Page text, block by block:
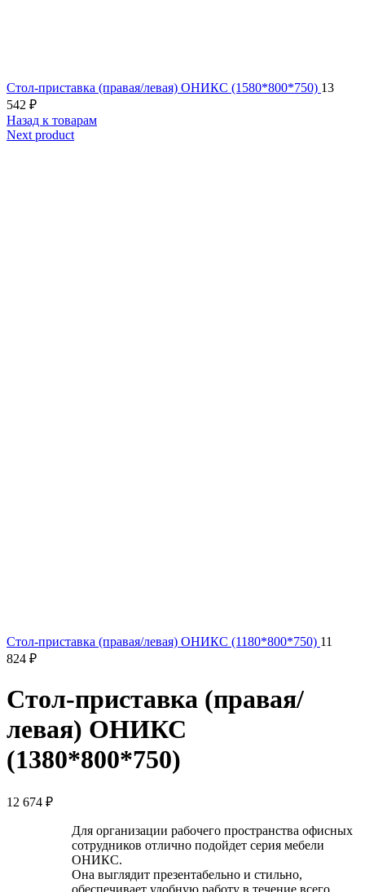
Стол-приставка (правая/левая) ОНИКС (1580*800*750) 13
542 ₽
Назад к товарам
Next product
Стол-приставка (правая/левая) ОНИКС (1180*800*750) 11
824 ₽
Стол-приставка (правая/
левая) ОНИКС
(1380*800*750)
12 674 ₽
Для организации рабочего пространства офисных
сотрудников отлично подойдет серия мебели
ОНИКС.
Она выглядит презентабельно и стильно,
обеспечивает удобную работу в течение всего